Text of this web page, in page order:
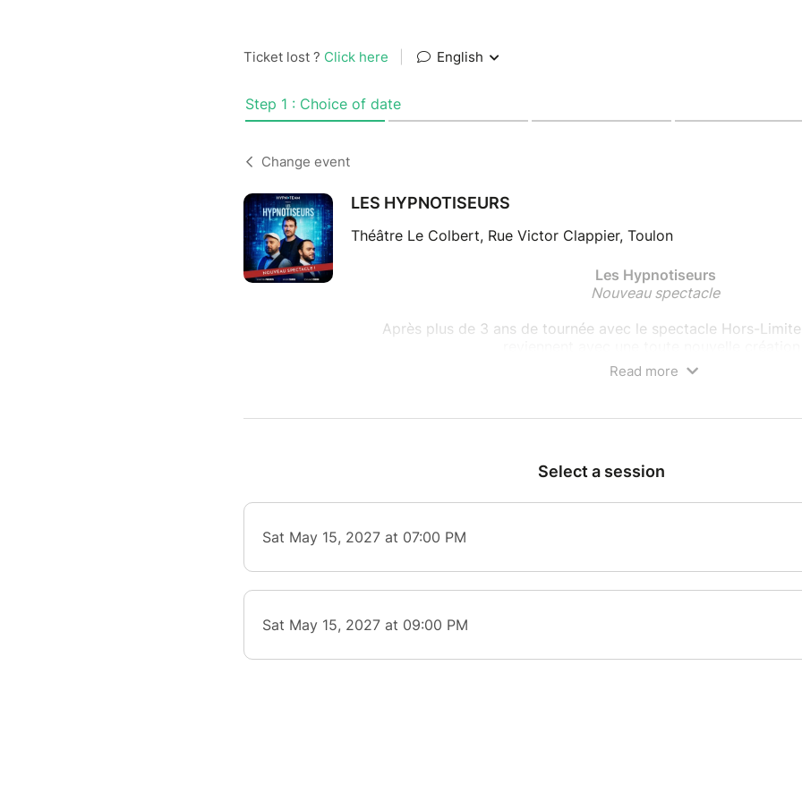
Ticket lost ? Click here English
Step 1 : Choice of date
Change event
LES HYPNOTISEURS
Théâtre Le Colbert, Rue Victor Clappier, Toulon
Les Hypnotiseurs
Nouveau spectacle
Après plus de 3 ans de tournée avec le spectacle Hors-
puissance.
Ouverture des portes à 20h30 pour la séance de
Read more
Select a session
Sat May 15, 2027 at 07:00 PM
Sat May 15, 2027 at 09:00 PM